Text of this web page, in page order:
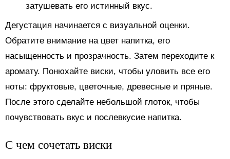
затушевать его истинный вкус.
Дегустация начинается с визуальной оценки.
Обратите внимание на цвет напитка, его
насыщенность и прозрачность. Затем переходите к
аромату. Понюхайте виски, чтобы уловить все его
ноты: фруктовые, цветочные, древесные и пряные.
После этого сделайте небольшой глоток, чтобы
почувствовать вкус и послевкусие напитка.
С чем сочетать виски